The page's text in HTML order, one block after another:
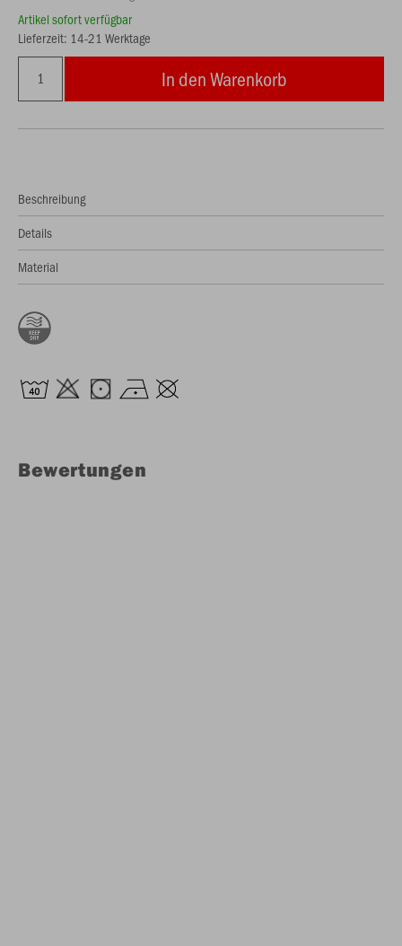
Artikel sofort verfügbar
Lieferzeit: 14-21 Werktage
In den Warenkorb
Beschreibung
Details
Material
Bewertungen